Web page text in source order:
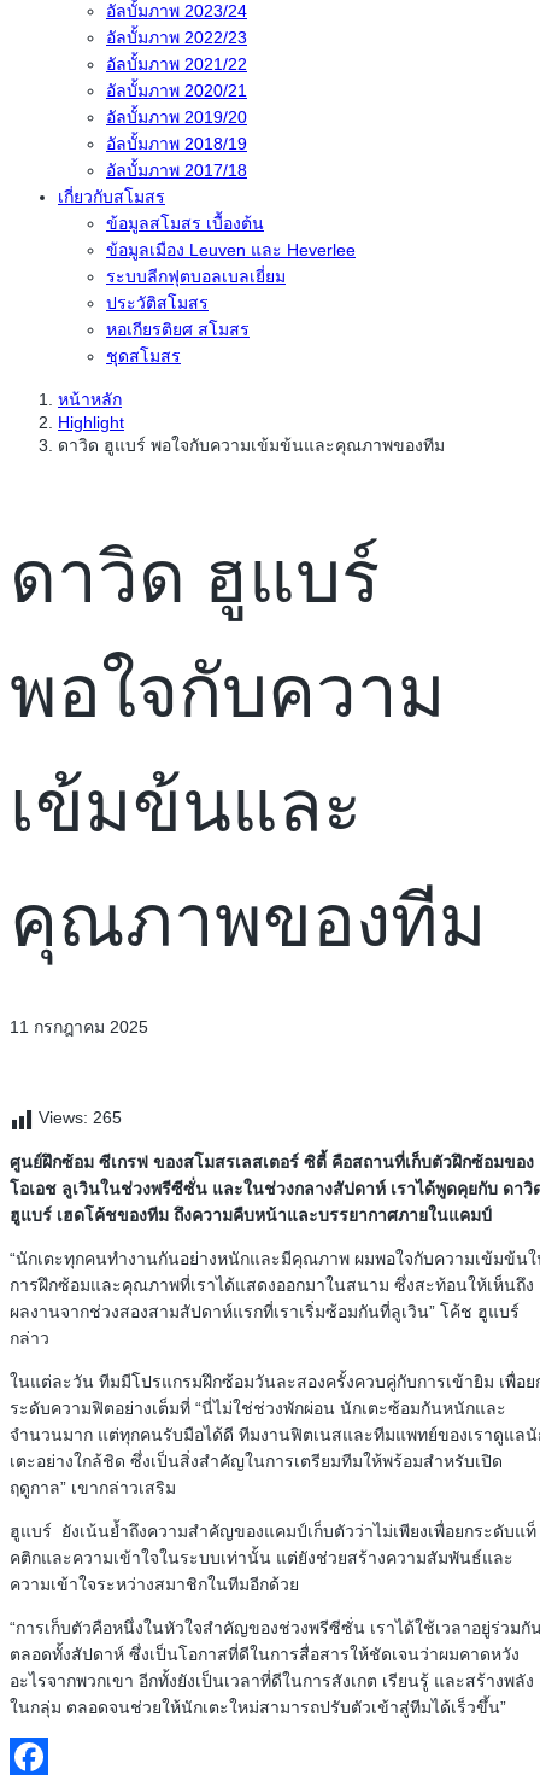
อัลบั้มภาพ 2023/24
อัลบั้มภาพ 2022/23
อัลบั้มภาพ 2021/22
อัลบั้มภาพ 2020/21
อัลบั้มภาพ 2019/20
อัลบั้มภาพ 2018/19
อัลบั้มภาพ 2017/18
เกี่ยวกับสโมสร
ข้อมูลสโมสร เบื้องต้น
ข้อมูลเมือง Leuven และ Heverlee
ระบบลีกฟุตบอลเบลเยี่ยม
ประวัติสโมสร
หอเกียรติยศ สโมสร
ชุดสโมสร
หน้าหลัก
Highlight
ดาวิด ฮูแบร์ พอใจกับความเข้มข้นและคุณภาพของทีม
ดาวิด ฮูแบร์
พอใจกับความ
เข้มข้นและ
คุณภาพของทีม
11 กรกฎาคม 2025
Views: 265
ศูนย์ฝึกซ้อม ซีเกรฟ ของสโมสรเลสเตอร์ ซิตี้ คือสถานที่เก็บตัวฝึกซ้อมของ
โอเอช ลูเวินในช่วงพรีซีซั่น และในช่วงกลางสัปดาห์ เราได้พูดคุยกับ ดาวิ
ฮูแบร์ เฮดโค้ชของทีม ถึงความคืบหน้าและบรรยากาศภายในแคมป์
“นักเตะทุกคนทำงานกันอย่างหนักและมีคุณภาพ ผมพอใจกับความเข้มข้น
การฝึกซ้อมและคุณภาพที่เราได้แสดงออกมาในสนาม ซึ่งสะท้อนให้เห็นถึง
ผลงานจากช่วงสองสามสัปดาห์แรกที่เราเริ่มซ้อมกันที่ลูเวิน” โค้ช ฮูแบร์
กล่าว
ในแต่ละวัน ทีมมีโปรแกรมฝึกซ้อมวันละสองครั้งควบคู่กับการเข้ายิม เพื่อย
ระดับความฟิตอย่างเต็มที่ “นี่ไม่ใช่ช่วงพักผ่อน นักเตะซ้อมกันหนักและ
จำนวนมาก แต่ทุกคนรับมือได้ดี ทีมงานฟิตเนสและทีมแพทย์ของเราดูแลนั
เตะอย่างใกล้ชิด ซึ่งเป็นสิ่งสำคัญในการเตรียมทีมให้พร้อมสำหรับเปิด
ฤดูกาล” เขากล่าวเสริม
ฮูแบร์ ยังเน้นย้ำถึงความสำคัญของแคมป์เก็บตัวว่าไม่เพียงเพื่อยกระดับแท็
คติกและความเข้าใจในระบบเท่านั้น แต่ยังช่วยสร้างความสัมพันธ์และ
ความเข้าใจระหว่างสมาชิกในทีมอีกด้วย
“การเก็บตัวคือหนึ่งในหัวใจสำคัญของช่วงพรีซีซั่น เราได้ใช้เวลาอยู่ร่วมกั
ตลอดทั้งสัปดาห์ ซึ่งเป็นโอกาสที่ดีในการสื่อสารให้ชัดเจนว่าผมคาดหวัง
อะไรจากพวกเขา อีกทั้งยังเป็นเวลาที่ดีในการสังเกต เรียนรู้ และสร้างพลัง
ในกลุ่ม ตลอดจนช่วยให้นักเตะใหม่สามารถปรับตัวเข้าสู่ทีมได้เร็วขึ้น”